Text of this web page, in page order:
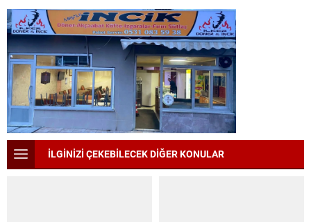
İLGİNİZİ ÇEKEBİLECEK DİĞER KONULAR